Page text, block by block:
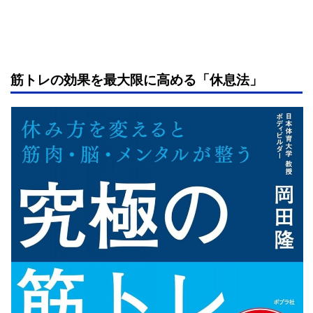
筋トレの効果を最大限に高める「休息法」